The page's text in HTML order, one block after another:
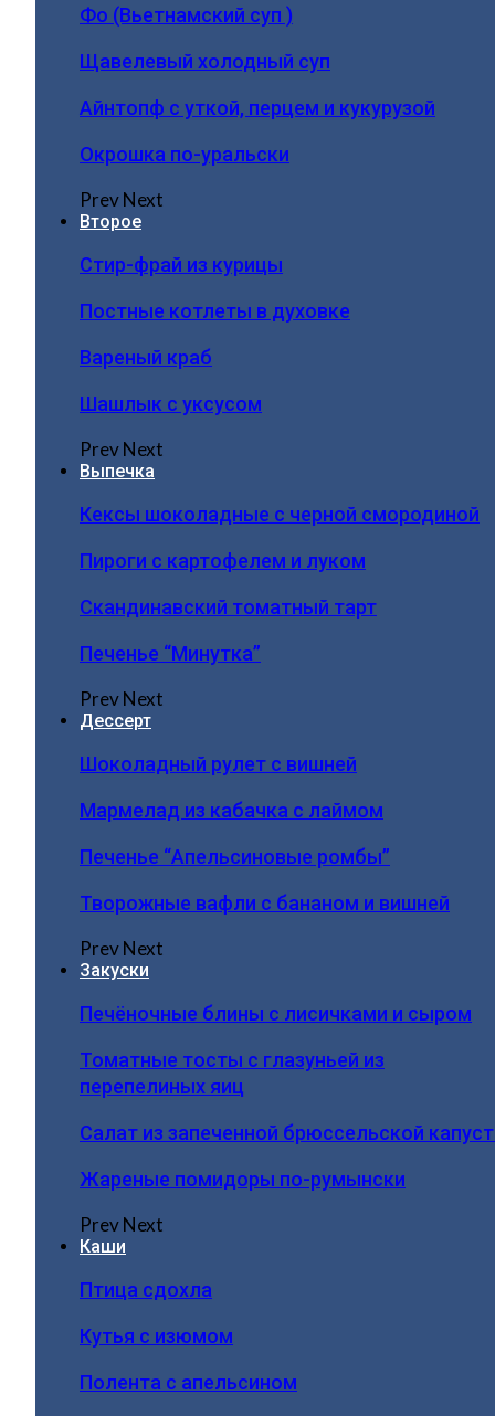
Фо (Вьетнамский суп )
Щавелевый холодный суп
Айнтопф с уткой, перцем и кукурузой
Окрошка по-уральски
PrevNext
Второе
Стир-фрай из курицы
Постные котлеты в духовке
Вареный краб
Шашлык с уксусом
PrevNext
Выпечка
Кексы шоколадные с черной смородиной
Пироги c картофелем и луком
Скандинавский томатный тарт
Печенье “Минутка”
PrevNext
Дессерт
Шоколадный рулет с вишней
Мармелад из кабачка с лаймом
Печенье “Апельсиновые ромбы”
Творожные вафли с бананом и вишней
PrevNext
Закуски
Печёночные блины с лисичками и сыром
Томатные тосты с глазуньей из
перепелиных яиц
Салат из запеченной брюссельской
Жареные помидоры по-румынски
PrevNext
Каши
Птица сдохла
Кутья с изюмом
Полента с апельсином